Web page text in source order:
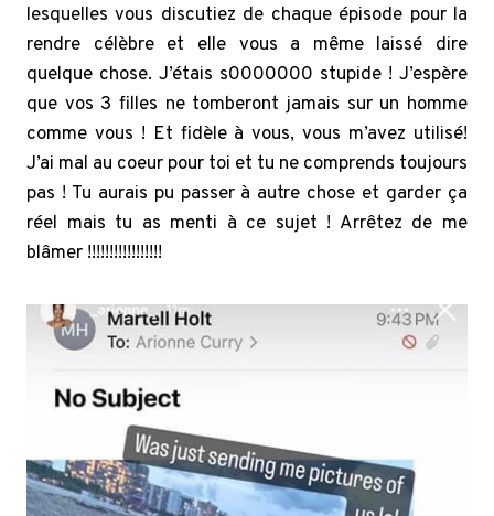
lesquelles vous discutiez de chaque épisode pour la
rendre célèbre et elle vous a même laissé dire
quelque chose. J’étais s0000000 stupide ! J’espère
que vos 3 filles ne tomberont jamais sur un homme
comme vous ! Et fidèle à vous, vous m’avez utilisé!
J’ai mal au coeur pour toi et tu ne comprends toujours
pas ! Tu aurais pu passer à autre chose et garder ça
réel mais tu as menti à ce sujet ! Arrêtez de me
blâmer !!!!!!!!!!!!!!!!!